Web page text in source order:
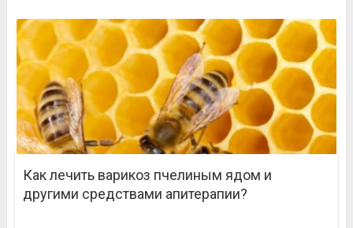
Как лечить варикоз пчелиным ядом и
другими средствами апитерапии?